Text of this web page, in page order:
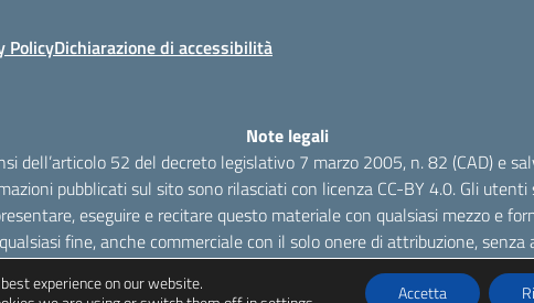
PolicyDichiarazione di accessibilità
Note legali
dell’articolo 52 del decreto legislativo 7 marzo 2005, n. 82 (CAD) e
pubblicati sul sito sono rilasciati con licenza CC-BY 4.0. Gli
eseguire e recitare questo materiale con qualsiasi mezzo e
fine, anche commerciale con il solo onere di attribuzione,
experience on our website.
Accetta